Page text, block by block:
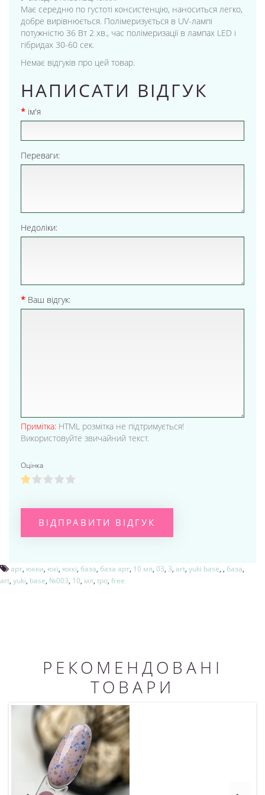
Має середню по густоті консистенцію, наноситься легко,
добре вирівнюється. Полімеризується в UV-лампі
потужністю 36 Вт 2 хв., час полімеризації в лампах LED і
гібридах 30-60 сек.
Немає відгуків про цей товар.
НАПИСАТИ ВІДГУК
ім'я
Переваги:
Недоліки:
Ваш відгук:
Примітка: HTML розмітка не підтримується!
Використовуйте звичайний текст.
Оцінка
ВІДПРАВИТИ ВІДГУК
арт, юкки, юкі, юккі, база, база арт, 10 мл, 03, 3, art, yuki base, , база,
art, yuki, base, №003, 10, мл, tpo, free
РЕКОМЕНДОВАНІ
ТОВАРИ